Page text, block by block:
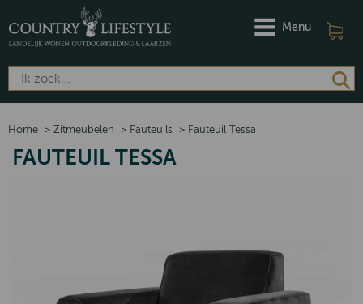
Menu
Home > Zitmeubelen > Fauteuils > Fauteuil Tessa
FAUTEUIL TESSA